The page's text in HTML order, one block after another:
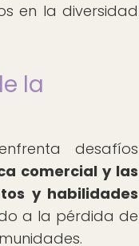
en la diversidad
la
desafíos
comercial y las
y habilidades
a la pérdida de